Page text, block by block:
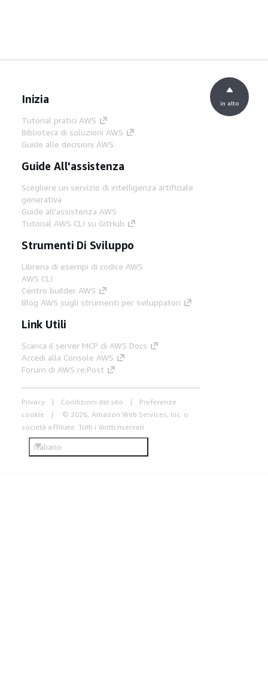
Inizia
Tutorial pratici AWS
Biblioteca di soluzioni AWS
Guide alle decisioni AWS
Guide All'assistenza
Scegliere un servizio di intelligenza artificiale
generativa
Guide all'assistenza AWS
Tutorial AWS CLI su GitHub
Strumenti Di Sviluppo
Libreria di esempi di codice AWS
AWS CLI
Centro builder AWS
Blog AWS sugli strumenti per sviluppatori
Link Utili
Scarica il server MCP di AWS Docs
Accedi alla Console AWS
Forum di AWS re:Post
Privacy Condizioni del sito
Preferenze
cookie
© 2026, Amazon Web Services, Inc. o
società affiliate. Tutti i diritti riservati.
Italiano
in alto